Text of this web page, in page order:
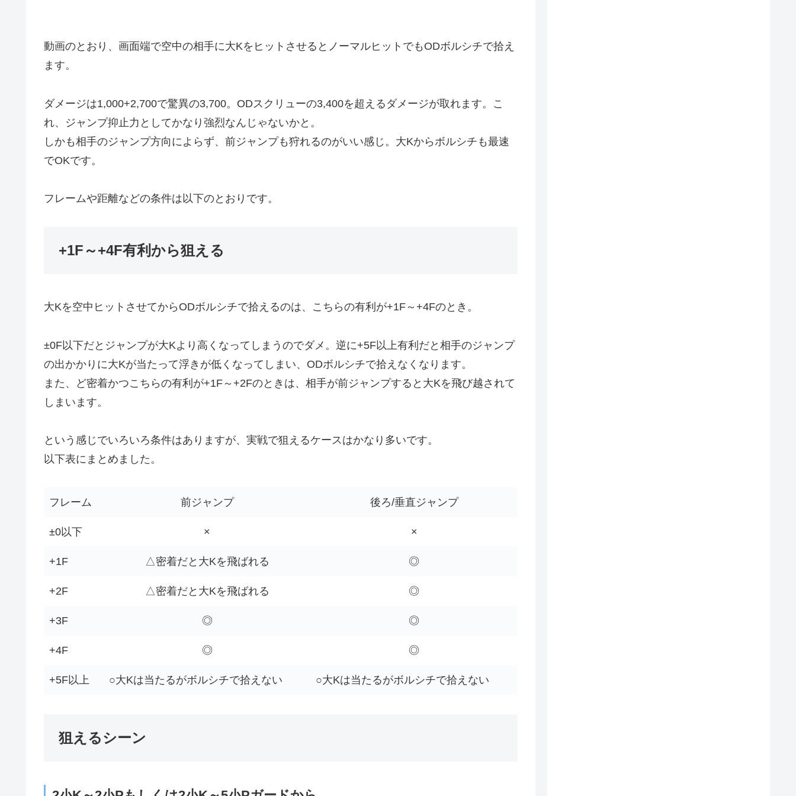
動画のとおり、画面端で空中の相手に大KをヒットさせるとノーマルヒットでもODボルシチで拾え
ます。
ダメージは1,000+2,700で驚異の3,700。ODスクリューの3,400を超えるダメージが取れます。こ
れ、ジャンプ抑止力としてかなり強烈なんじゃないかと。
しかも相手のジャンプ方向によらず、前ジャンプも狩れるのがいい感じ。大Kからボルシチも最速
でOKです。
フレームや距離などの条件は以下のとおりです。
+1F～+4F有利から狙える
大Kを空中ヒットさせてからODボルシチで拾えるのは、こちらの有利が+1F～+4Fのとき。
±0F以下だとジャンプが大Kより高くなってしまうのでダメ。逆に+5F以上有利だと相手のジャンプ
の出かかりに大Kが当たって浮きが低くなってしまい、ODボルシチで拾えなくなります。
また、ど密着かつこちらの有利が+1F～+2Fのときは、相手が前ジャンプすると大Kを飛び越されて
しまいます。
という感じでいろいろ条件はありますが、実戦で狙えるケースはかなり多いです。
以下表にまとめました。
フレーム 前ジャンプ 後ろ/垂直ジャンプ
±0以下 × ×
+1F △密着だと大Kを飛ばれる ◎
+2F △密着だと大Kを飛ばれる ◎
+3F ◎ ◎
+4F ◎ ◎
+5F以上 ○大Kは当たるがボルシチで拾えない ○大Kは当たるがボルシチで拾えない
狙えるシーン